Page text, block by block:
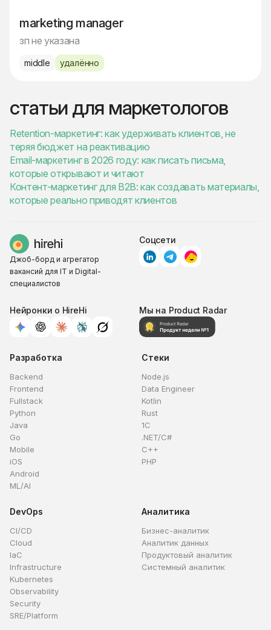
marketing manager
зп не указана
middle удалённо
статьи для маркетологов
Retention-маркетинг: как удерживать клиентов, не
теряя бюджет на реактивацию
Email-маркетинг в 2026 году: как писать письма,
которые открывают и читают
Контент-маркетинг для B2B: как создавать материалы,
которые реально приводят клиентов
Джоб-борд и агрегатор
вакансий для IT и Digital-
специалистов
Соцсети
Нейронки о HireHi Мы на Product Radar
Разработка
Backend
Frontend
Fullstack
Python
Java
Go
Mobile
iOS
Android
ML/AI
Стеки
Node.js
Data Engineer
Kotlin
Rust
1C
.NET/C#
C++
PHP
DevOps
CI/CD
Cloud
IaC
Infrastructure
Kubernetes
Observability
Security
SRE/Platform
Аналитика
Бизнес-аналитик
Аналитик данных
Продуктовый аналитик
Системный аналитик